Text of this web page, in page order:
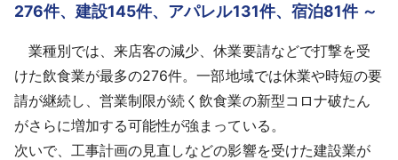
276件、建設145件、アパレル131件、宿泊81件 ～
業種別では、来店客の減少、休業要請などで打撃を受
けた飲食業が最多の276件。一部地域では休業や時短の要
請が継続し、営業制限が続く飲食業の新型コロナ破たん
がさらに増加する可能性が強まっている。
次いで、工事計画の見直しなどの影響を受けた建設業が